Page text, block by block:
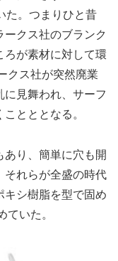
た。つまりひと昔
クス社のブランク
ろが素材に対して環
クス社が突然廃業
見舞われ、サーフ
とととなる。
あり、簡単に穴も開
それらが全盛の時代
キシ樹脂を型で固め
ていた。